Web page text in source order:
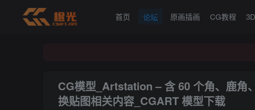
首页 论坛 原画插画 CG教程
CG模型_Artstation – 含 60 个角、鹿角
换贴图相关内容_CGART 模型下载